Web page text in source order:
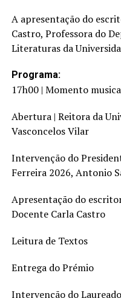
A apresentação do
Castro, Professora do
Literaturas da
Programa:
17h00 | Momento
Abertura | Reitora da
Vasconcelos Vilar
Intervenção do
Ferreira 2026, Antonio
Apresentação do
Docente Carla Castro
Leitura de Textos
Entrega do Prémio
Intervenção do